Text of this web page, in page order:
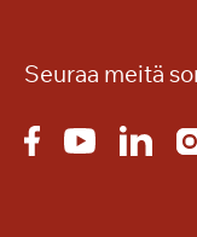
Seuraa meitä